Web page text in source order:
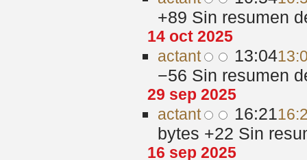
+89 Sin resumen
14 oct 2025
actant 13:04
−56 Sin resumen
29 sep 2025
actant 16:21
bytes +22 Sin
16 sep 2025